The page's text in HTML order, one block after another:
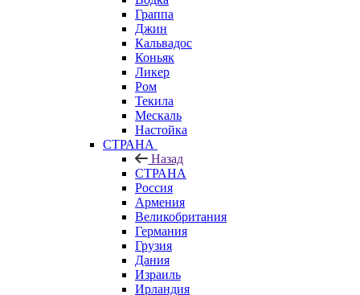
Граппа
Джин
Кальвадос
Коньяк
Ликер
Ром
Текила
Мескаль
Настойка
СТРАНА
Назад
СТРАНА
Россия
Армения
Великобритания
Германия
Грузия
Дания
Израиль
Ирландия